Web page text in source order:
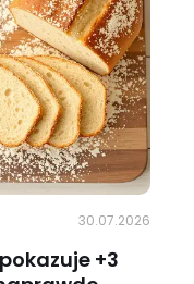
30.07.2026
+3